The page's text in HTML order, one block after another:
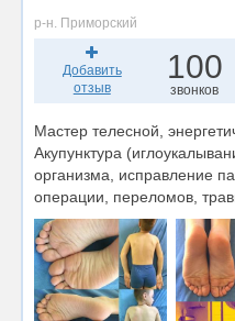
р-н. Приморский
Добавить
отзыв
100
звонков
Мастер телесной,
Акупунктура
организма, исправление
операции, переломов,